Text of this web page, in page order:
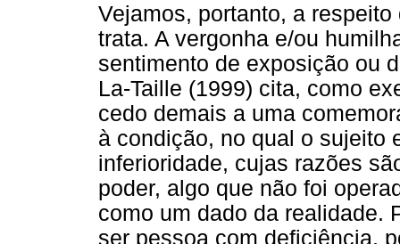
Vejamos, portanto, a
trata. A vergonha e/ou
sentimento de exposição ou
La-Taille (1999) cita, como
cedo demais a uma
à condição, no qual o sujeito
inferioridade, cujas razões
poder, algo que não foi
como um dado da realidade.
ser pessoa com deficiência,